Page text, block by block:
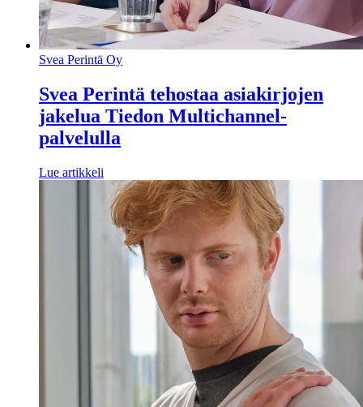
Svea Perintä Oy
Svea Perintä tehostaa asiakirjojen
jakelua Tiedon Multichannel-
palvelulla
Lue artikkeli